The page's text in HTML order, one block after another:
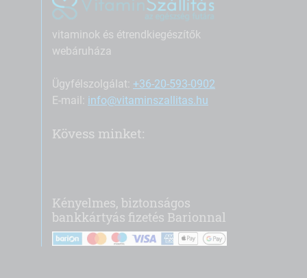
vitaminok és étrendkiegészítők
webáruháza
Ügyfélszolgálat: +36-20-593-0902
E-mail: info@vitaminszallitas.hu
Kövess minket:
Kényelmes, biztonságos
bankkártyás fizetés Barionnal